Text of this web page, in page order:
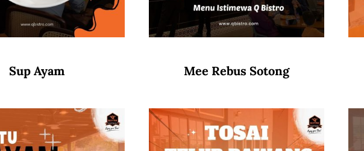
Sup Ayam Mee Rebus Sotong